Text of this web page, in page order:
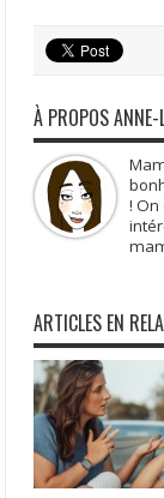
À PROPOS ANNE-
!
ARTICLES EN